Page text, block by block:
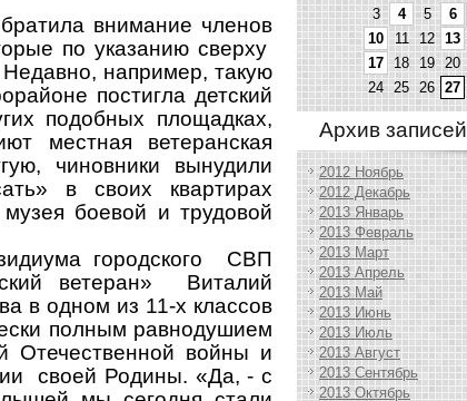
внимание членов
по указанию сверху
например, такую
постигла детский
подобных площадках,
местная ветеранская
чиновники вынудили
в своих квартирах
боевой и трудовой
городского СВП
ветеран» Виталий
в одном из 11-х классов
полным равнодушием
Отечественной войны и
своей Родины. «Да, - с
3
4 5 6
10
11 12 13
17 18 19 20
24 25 26 27
Архив записей
2012 Ноябрь
2012 Декабрь
2013 Январь
2013 Февраль
2013 Март
2013 Апрель
2013 Май
2013 Июнь
2013 Июль
2013 Август
2013 Сентябрь
2013 Октябрь